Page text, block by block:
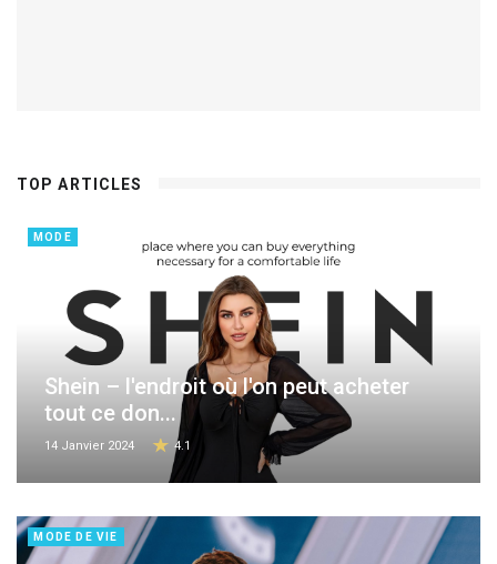
TOP ARTICLES
MODE
Shein – l'endroit où l'on peut acheter
tout ce don...
14 Janvier 2024 4.1
MODE DE VIE